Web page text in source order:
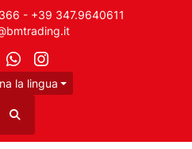
- +39 347.9640611
whatsapp
instagram
la lingua
Cerca